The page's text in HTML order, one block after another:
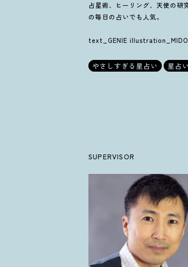
占星術、ヒーリング、天使の
の毎日の占いでも人気。
text_GENIE
やさしすぎる星占い 星占い
SUPERVISOR